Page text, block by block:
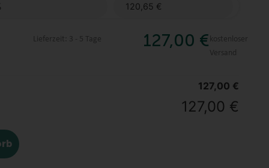
120,65 €
Lieferzeit: 3 - 5 Tage 127,00 €
kostenloser
Versand
127,00 €
127,00 €